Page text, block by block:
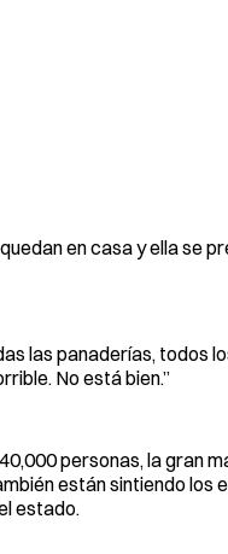
en casa y ella se
las panaderías, todos
No está bien.”
personas, la gran
están sintiendo los
estado.